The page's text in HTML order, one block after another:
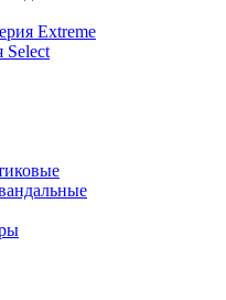
Extreme
Select